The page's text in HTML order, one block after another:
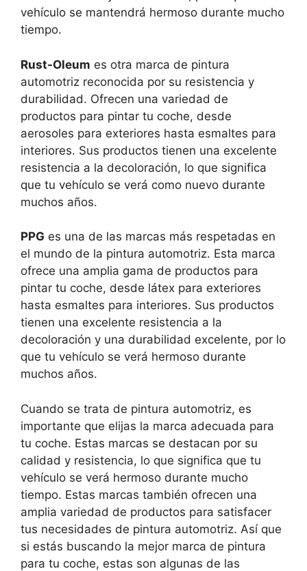
vehículo se mantendrá hermoso durante mucho
tiempo.
Rust-Oleum es otra marca de pintura
automotriz reconocida por su resistencia y
durabilidad. Ofrecen una variedad de
productos para pintar tu coche, desde
aerosoles para exteriores hasta esmaltes para
interiores. Sus productos tienen una excelente
resistencia a la decoloración, lo que significa
que tu vehículo se verá como nuevo durante
muchos años.
PPG es una de las marcas más respetadas en
el mundo de la pintura automotriz. Esta marca
ofrece una amplia gama de productos para
pintar tu coche, desde látex para exteriores
hasta esmaltes para interiores. Sus productos
tienen una excelente resistencia a la
decoloración y una durabilidad excelente, por lo
que tu vehículo se verá hermoso durante
muchos años.
Cuando se trata de pintura automotriz, es
importante que elijas la marca adecuada para
tu coche. Estas marcas se destacan por su
calidad y resistencia, lo que significa que tu
vehículo se verá hermoso durante mucho
tiempo. Estas marcas también ofrecen una
amplia variedad de productos para satisfacer
tus necesidades de pintura automotriz. Así que
si estás buscando la mejor marca de pintura
para tu coche, estas son algunas de las